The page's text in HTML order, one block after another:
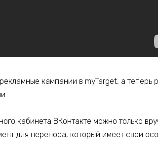
кампании в myTarget, а
кабинета ВКонтакте можно только
для переноса, который имеет свои